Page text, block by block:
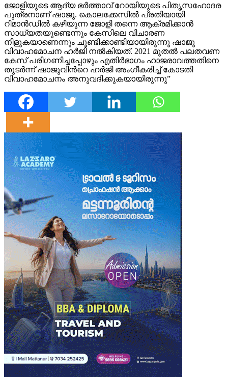
ജോളിയുടെ ആദ്യ ഭര്‍ത്താവ് റോയിയുടെ പിതൃസഹോദര
പുത്രനാണ് ഷാജു. കൊലക്കേസില്‍ പ്രതിയായി
റിമാന്‍ഡില്‍ കഴിയുന്ന ജോളി തന്നെ ആക്രമിക്കാന്‍
സാധ്യതയുണ്ടെന്നും കേസിലെ വിചാരണ
നീളുകയാണെന്നും ചൂണ്ടിക്കാണ്ടിയായിരുന്നു ഷാജു
വിവാഹമോചന ഹര്‍ജി നല്‍കിയത്. 2021 മുതല്‍ പലതവണ
കേസ് പരിഗണിച്ചപ്പോഴും എതിര്‍ഭാഗം ഹാജരാവത്തതിനെ
തുടര്‍ന്ന് ഷാജുവിന്‍റെ ഹര്‍ജി അംഗീകരിച്ച് കോടതി
വിവാഹമോചനം അനുവദിക്കുകയായിരുന്നു”